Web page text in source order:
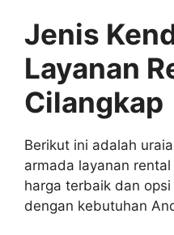
Jenis
Layanan
Cilangkap
Berikut ini adalah
armada layanan
harga terbaik dan
dengan kebutuhan